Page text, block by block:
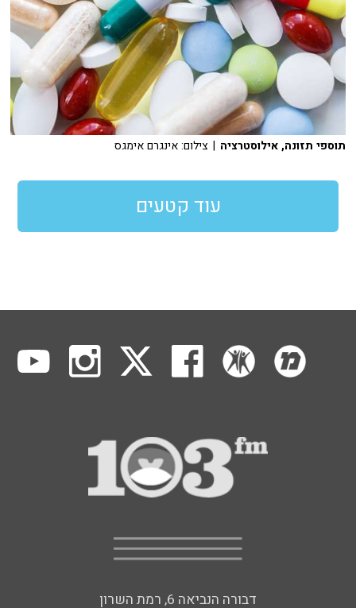
תוספי תזונה, אילוסטרציה | צילום: אינגרם אימגס
עוד קטעים
דבורה הנביאה 6, רמת השרון